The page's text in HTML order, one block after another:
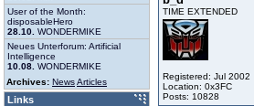
TIME EXTENDED
Registered: Jul 2002
Location: 0x3FC
Posts: 10828
User of the Month:
disposableHero
28.10. WONDERMIKE
Neues Unterforum: Artificial
Intelligence
10.08. WONDERMIKE
Archives: NewsArticles
Links